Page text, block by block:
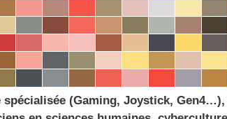
spécialisée (Gaming, Joystick,